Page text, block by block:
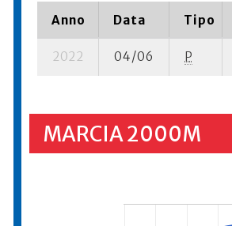
Anno Data Tipo
2022 04/06 P
MARCIA 2000M